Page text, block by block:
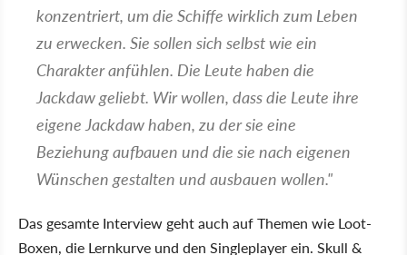
konzentriert, um die Schiffe wirklich zum Leben
zu erwecken. Sie sollen sich selbst wie ein
Charakter anfühlen. Die Leute haben die
Jackdaw geliebt. Wir wollen, dass die Leute ihre
eigene Jackdaw haben, zu der sie eine
Beziehung aufbauen und die sie nach eigenen
Wünschen gestalten und ausbauen wollen."
Das gesamte Interview geht auch auf Themen wie Loot-
Boxen, die Lernkurve und den Singleplayer ein. Skull &